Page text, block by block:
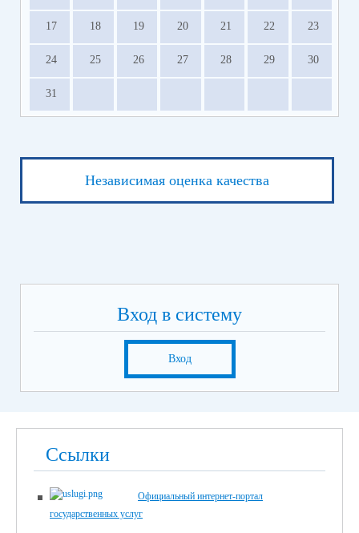
17 18 19 20 21 22 23
24 25 26 27 28 29 30
31
Независимая оценка качества
Вход в систему
Вход
Ссылки
Официальный интернет-портал
государственных услуг